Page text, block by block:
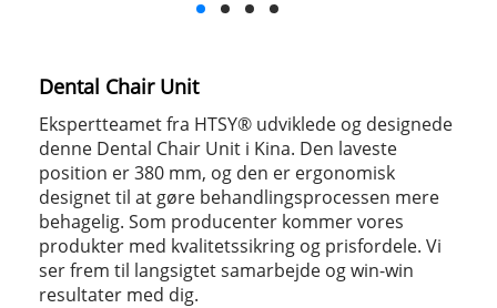
Dental Chair Unit
Ekspertteamet fra HTSY® udviklede og designede
denne Dental Chair Unit i Kina. Den laveste
position er 380 mm, og den er ergonomisk
designet til at gøre behandlingsprocessen mere
behagelig. Som producenter kommer vores
produkter med kvalitetssikring og prisfordele. Vi
ser frem til langsigtet samarbejde og win-win
resultater med dig.